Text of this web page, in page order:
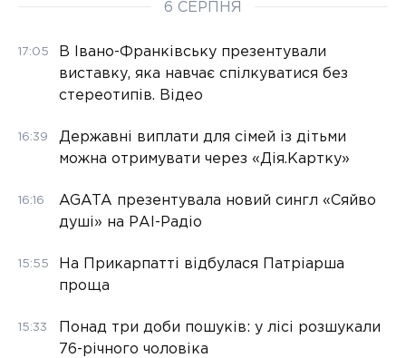
6 СЕРПНЯ
17:05
В Івано-Франківську презентували
виставку, яка навчає спілкуватися без
стереотипів. Відео
16:39
Державні виплати для сімей із дітьми
можна отримувати через «Дія.Картку»
16:16
AGATA презентувала новий сингл «Сяйво
душі» на РАІ-Радіо
15:55
На Прикарпатті відбулася Патріарша
проща
15:33
Понад три доби пошуків: у лісі розшукали
76-річного чоловіка